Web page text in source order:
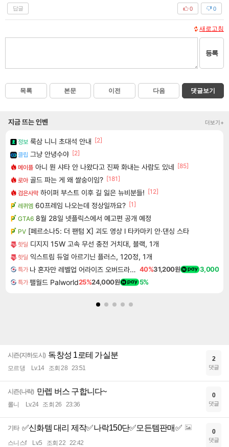
답글 0
0
새로고침
등록
목록 본문 이전 다음 댓글보기
지금 뜨는 인벤 더보기+
정보 룩삼 니니 초대석 안내 [2]
클립 그냥 안녕수야 [2]
메이플 아니 뭔 샤타 안 나왔다고 진짜 화내는 사람도 있네 [85]
로아 골드 파는 게 왜 쌀숭이임? [181]
검은사막 하이퍼 부스트 이후 길 잃은 뉴비분들! [12]
레퀴엠 60프레임 나오는데 정상일까요? [1]
GTA6 8월 28일 넷플릭스에서 예고편 공개 예정
PV [페르소나5: 더 팬텀 X] 괴도 영상 l 타카마키 안·댄싱 스타
핫딜 디지지 15W 고속 무선 충전 거치대, 블랙, 1개
핫딜 익스트림 듀얼 아르기닌 플러스, 120정, 1개
특가 나 혼자만 레벨업 어라이즈 오버드라이브 디럭스 에디션 Solo Leveling Arise Overdrive Deluxe Edition 40%31,200원 3,000
특가 팰월드 Palworld25%24,000원 5%
시즌(지하도시) 독창성 1로테 가실분
모르댕 Lv.14 조회 28 23:51
2
댓글
시즌(나락) 만렙 버스 구합니다~
롤니 Lv.24 조회 26 23:36
0
댓글
기타 ✅신화템 대리 제작✅나락150단✅모든템판매✅
스니스f Lv.5 조회 22 22:42
0
댓글